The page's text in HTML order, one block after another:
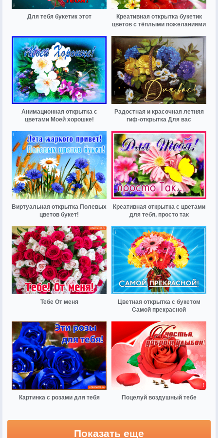
Для тебя букетик этот
Креативная открытка букетик
цветов с тёплыми пожеланиями
Анимационная открытка с
цветами Моей хорошке!
Радостная и красочная летняя
гиф-открытка Для вас
Виртуальная открытка Полевых
цветов букет!
Креативная открытка с цветами
для тебя, просто так
Тебе От меня
Цветная открытка с букетом
Самой прекрасной
Картинка с розами для тебя Поцелуй воздушный тебе
Показать еще